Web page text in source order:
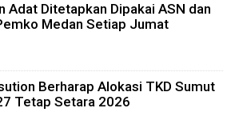
Adat Ditetapkan Dipakai ASN dan
Medan Setiap Jumat
Berharap Alokasi TKD Sumut
Tetap Setara 2026